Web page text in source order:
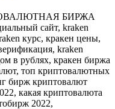
БИРЖА
сайт, kraken
курс, кракен цены,
kraken
в рублях, кракен биржа
топ криптовалютных
бирж криптовалют
какая криптовалюта
2022,